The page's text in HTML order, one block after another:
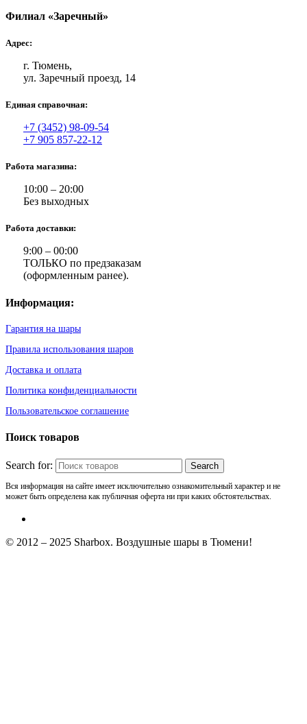
Филиал «Заречный»
Адрес:
г. Тюмень,
ул. Заречный проезд, 14
Единая справочная:
+7 (3452) 98-09-54
+7 905 857-22-12
Работа магазина:
10:00 – 20:00
Без выходных
Работа доставки:
9:00 – 00:00
ТОЛЬКО по предзаказам
(оформленным ранее).
Информация:
Гарантия на шары
Правила использования шаров
Доставка и оплата
Политика конфиденциальности
Пользовательское соглашение
Поиск товаров
Search for:
Вся информация на сайте имеет исключительно ознакомительный характер и не
может быть определена как публичная оферта ни при каких обстоятельствах.
© 2012 – 2025 Sharbox. Воздушные шары в Тюмени!